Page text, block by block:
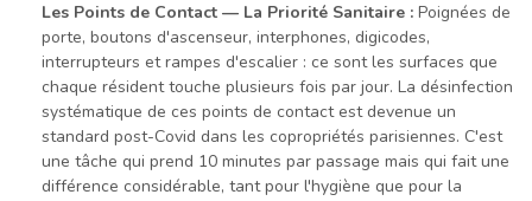
Les Points de Contact — La Priorité Sanitaire : Poignées de
porte, boutons d'ascenseur, interphones, digicodes,
interrupteurs et rampes d'escalier : ce sont les surfaces que
chaque résident touche plusieurs fois par jour. La désinfection
systématique de ces points de contact est devenue un
standard post-Covid dans les copropriétés parisiennes. C'est
une tâche qui prend 10 minutes par passage mais qui fait une
différence considérable, tant pour l'hygiène que pour la